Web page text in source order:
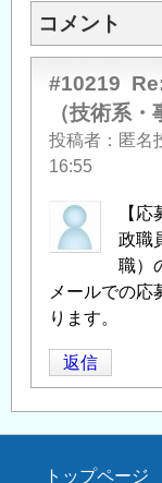
コメント
#10219
（技術系
投稿者 匿名
16:55
【
政職
職）
メールでの応
ります。
返信
Secondary
トップページ